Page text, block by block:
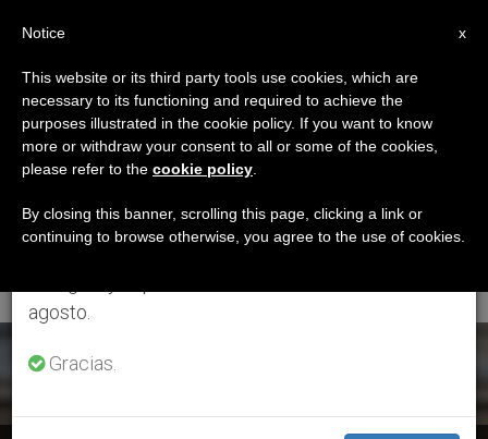
ETIQUETA
Posts Tagged ‘Día
Mundial De La
Tolerancia’
ÚLTIMAS NOTICIAS
×
Aviso importante
Del 27 de julio al 7 de agosto haremos la pausa
anual, aprovechando que en el periodo de verano
se generan menos informaciones y también el
agosto.
Gracias.
x
Notice
This website or its third party tools use cookies, which are
necessary to its functioning and required to achieve the
purposes illustrated in the cookie policy. If you want to know
more or withdraw your consent to all or some of the cookies,
please refer to the cookie policy
By closing this banner, scrolling this page, clicking a link or
continuing to browse otherwise, you agree to the use of cookies.